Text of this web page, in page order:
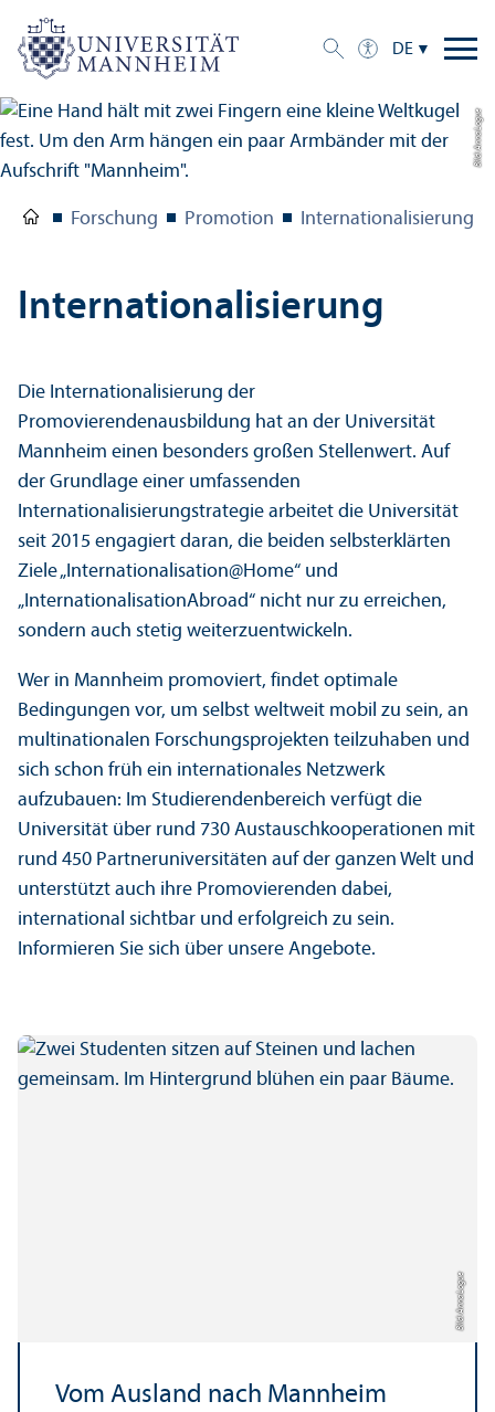
DE
Bild: Anna Logue
Forschung Promotion Internationalisierung
Internationalisierung
Die Internationalisierung der
Promovierendenausbildung hat an der Universität
Mannheim einen besonders großen Stellenwert. Auf
der Grundlage einer umfassenden
Internationalisierungs­trategie arbeitet die Universität
seit 2015 engagiert daran, die beiden selbsterklärten
Ziele „Internationalisation@Home“ und
„InternationalisationAbroad“ nicht nur zu erreichen,
sondern auch stetig weiterzuentwickeln.
Wer in Mannheim promoviert, findet optimale
Bedingungen vor, um selbst weltweit mobil zu sein, an
multinationalen Forschungs­projekten teilzuhaben und
sich schon früh ein internationales Netzwerk
aufzubauen: Im Studierenden­bereich verfügt die
Universität über rund 730 Austauschkooperationen mit
rund 450 Partner­universitäten auf der ganzen Welt und
unter­stützt auch ihre Promovierenden dabei,
international sichtbar und erfolgreich zu sein.
Informieren Sie sich über unsere Angebote.
Bild: Anna Logue
Vom Ausland nach Mannheim